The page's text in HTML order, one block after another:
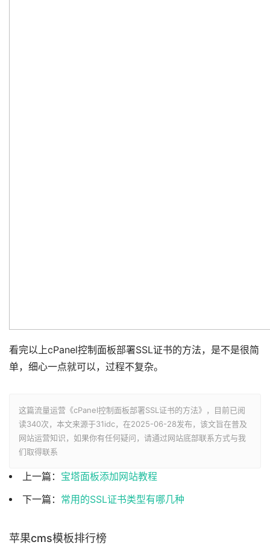
看完以上cPanel控制面板部署SSL证书的方法，是不是很简
单，细心一点就可以，过程不复杂。
这篇流量运营《cPanel控制面板部署SSL证书的方法》，目前已阅
读340次，本文来源于31idc，在2025-06-28发布，该文旨在普及
网站运营知识，如果你有任何疑问，请通过网站底部联系方式与我
们取得联系
上一篇： 宝塔面板添加网站教程
下一篇： 常用的SSL证书类型有哪几种
苹果cms模板排行榜